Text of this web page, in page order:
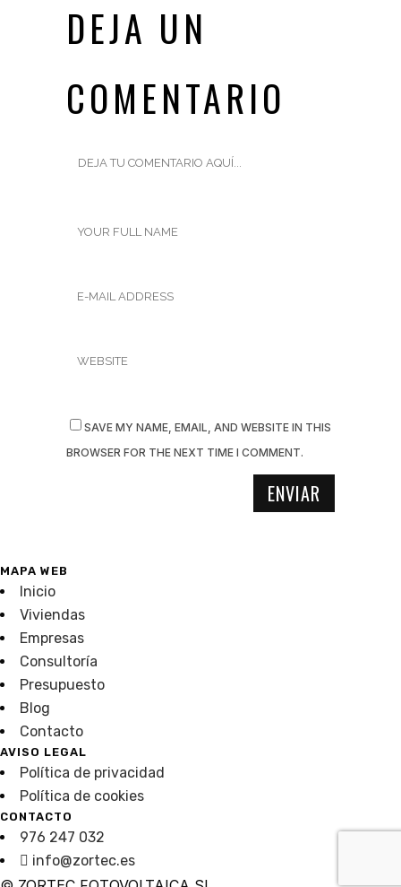
DEJA UN
COMENTARIO
SAVE MY NAME, EMAIL, AND WEBSITE IN THIS
BROWSER FOR THE NEXT TIME I COMMENT.
MAPA WEB
Inicio
Viviendas
Empresas
Consultoría
Presupuesto
Blog
Contacto
AVISO LEGAL
Política de privacidad
Política de cookies
CONTACTO
976 247 032
info@zortec.es